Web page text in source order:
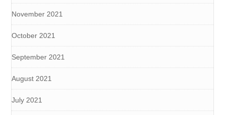
November 2021
October 2021
September 2021
August 2021
July 2021